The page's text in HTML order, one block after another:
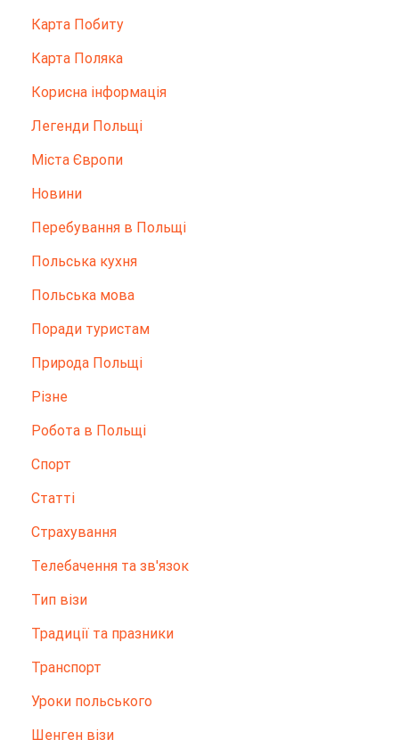
Карта Побиту
Карта Поляка
Корисна інформація
Легенди Польщі
Міста Європи
Новини
Перебування в Польщі
Польська кухня
Польська мова
Поради туристам
Природа Польщі
Різне
Робота в Польщі
Спорт
Статті
Страхування
Телебачення та зв'язок
Тип візи
Традиції та празники
Транспорт
Уроки польського
Шенген візи